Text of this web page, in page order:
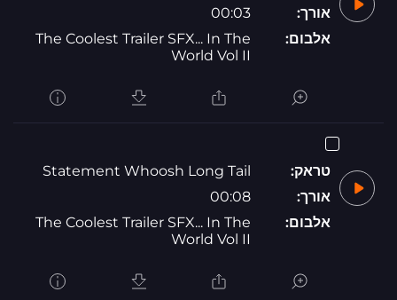
אורך:
00:03
אלבום:
The Coolest Trailer SFX... In The
World Vol II
טראק:
Statement Whoosh Long Tail
אורך:
00:08
אלבום:
The Coolest Trailer SFX... In The
World Vol II